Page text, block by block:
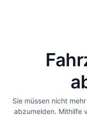
Sie müssen nicht
abzumelden. Mithilfe